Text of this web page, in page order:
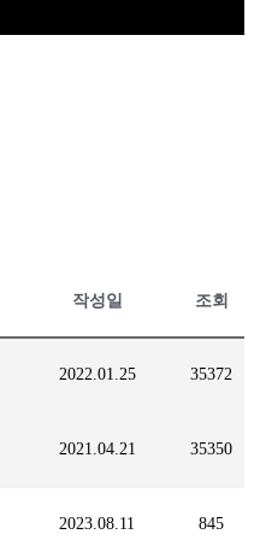
작성일 조회
2022.01.25 35372
2021.04.21 35350
2023.08.11 845